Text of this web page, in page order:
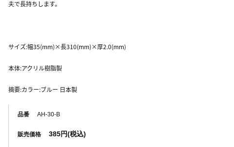
夫で長持ちします。
サイズ:幅35(mm)×長310(mm)×厚2.0(mm)
本体:アクリル樹脂製
摘要:カラー:ブルー 日本製
品番 AH-30-B
販売価格 385円(税込)